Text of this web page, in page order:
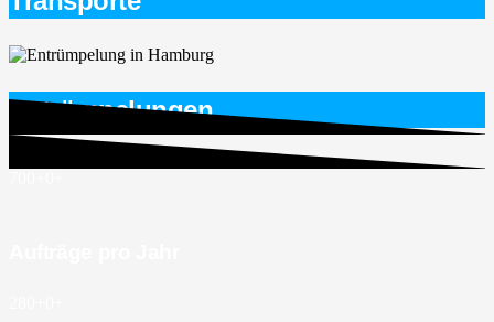
Entrümpelungen